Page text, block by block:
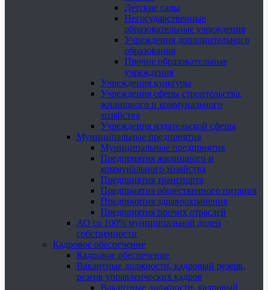
Детские сады
Негосударственные
образовательные учреждения
Учреждения дополнительного
образования
Прочие образовательные
учреждения
Учреждения культуры
Учреждения сферы строительства,
жилищного и коммунального
хозяйства
Учреждения издательской сферы
Муниципальные предприятия
Муниципальные предприятия
Предприятия жилищного и
коммунального хозяйства
Предприятия транспорта
Предприятия общественного питания
Предприятия здравоохранения
Предприятия прочих отраслей
АО со 100% муниципальной долей
собственности
Кадровое обеспечение
Кадровое обеспечение
Вакантные должности, кадровый резерв,
резерв управленческих кадров
Вакантные должности, кадровый